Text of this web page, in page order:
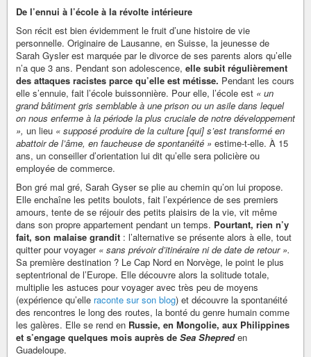
De l’ennui à l’école à la révolte intérieure
Son récit est bien évidemment le fruit d’une histoire de vie
personnelle. Originaire de Lausanne, en Suisse, la jeunesse de
Sarah Gysler est marquée par le divorce de ses parents alors qu’elle
n’a que 3 ans. Pendant son adolescence, elle subit régulièrement
des attaques racistes parce qu’elle est métisse. Pendant les cours
elle s’ennuie, fait l’école buissonnière. Pour elle, l’école est « un
grand bâtiment gris semblable à une prison ou un asile dans lequel
on nous enferme à la période la plus cruciale de notre développement
», un lieu « supposé produire de la culture [qui] s’est transformé en
abattoir de l’âme, en faucheuse de spontanéité » estime-t-elle. À 15
ans, un conseiller d’orientation lui dit qu’elle sera policière ou
employée de commerce.
Bon gré mal gré, Sarah Gyser se plie au chemin qu’on lui propose.
Elle enchaîne les petits boulots, fait l’expérience de ses premiers
amours, tente de se réjouir des petits plaisirs de la vie, vit même
dans son propre appartement pendant un temps. Pourtant, rien n’y
fait, son malaise grandit : l’alternative se présente alors à elle, tout
quitter pour voyager « sans prévoir d’itinéraire ni de date de retour ».
Sa première destination ? Le Cap Nord en Norvège, le point le plus
septentrional de l’Europe. Elle découvre alors la solitude totale,
multiplie les astuces pour voyager avec très peu de moyens
(expérience qu’elle raconte sur son blog) et découvre la spontanéité
des rencontres le long des routes, la bonté du genre humain comme
les galères. Elle se rend en Russie, en Mongolie, aux Philippines
et s’engage quelques mois auprès de Sea Shepreden
Guadeloupe.